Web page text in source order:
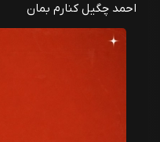
احمد چگیل کنارم بمان